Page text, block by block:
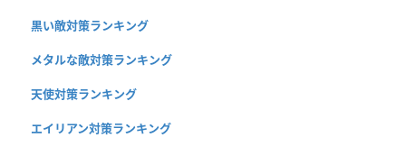
黒い敵対策ランキング
メタルな敵対策ランキング
天使対策ランキング
エイリアン対策ランキング